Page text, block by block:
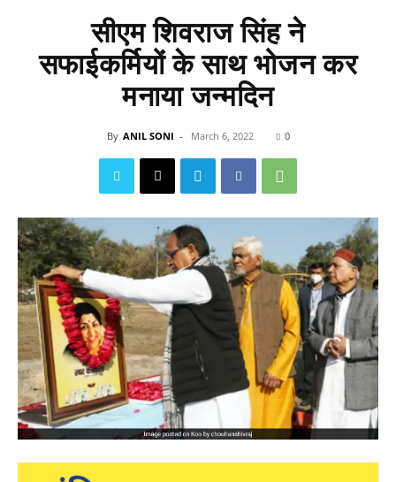
सीएम शिवराज सिंह ने
सफाईकर्मियों के साथ भोजन कर
मनाया जन्मदिन
By ANIL SONI - March 6, 2022 0